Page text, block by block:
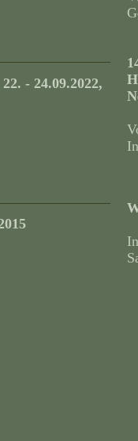
- 24.09.2022,